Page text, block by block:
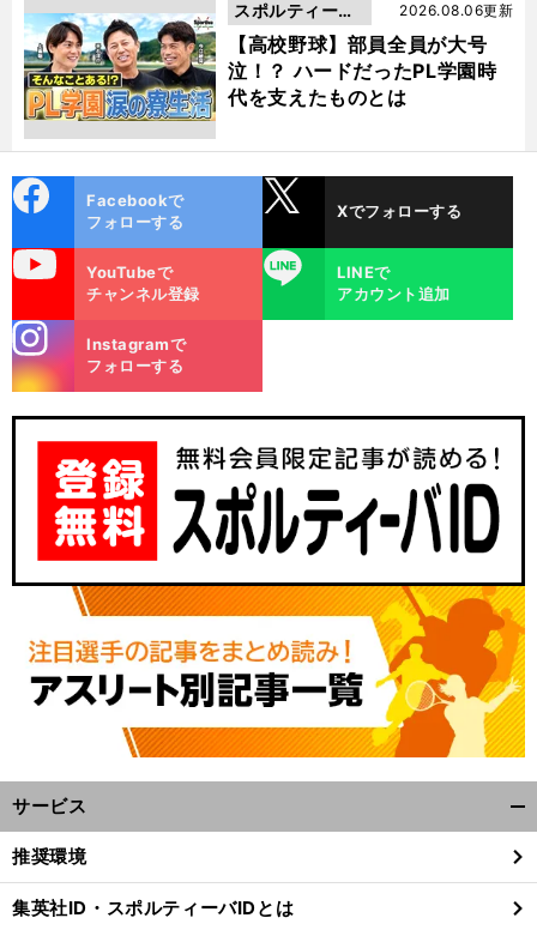
【高校野球】部員全員が大号
泣！？ ハードだったPL学園時
代を支えたものとは
2026.08.06更新
スポルティーバ
動画
ok
Facebookで
フォローする
Xでフォローする
YouTubeで
チャンネル登録
LINE
LINEで
アカウント追加
m
Instagramで
フォローする
サービス
閉
る
推奨環境
集英社ID・スポルティーバIDとは